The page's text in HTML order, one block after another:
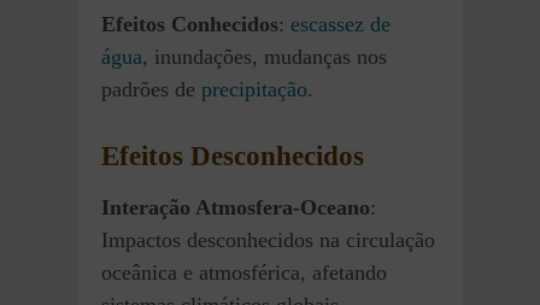
Efeitos Conhecidos: escassez de
água, inundações, mudanças nos
padrões de precipitação.
Efeitos Desconhecidos
Interação Atmosfera-Oceano:
Impactos desconhecidos na circulação
oceânica e atmosférica, afetando